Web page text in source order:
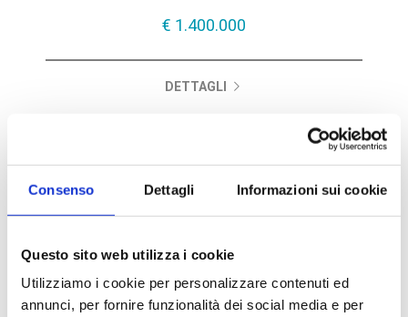
Consenso Dettagli Informazioni sui cookie
Questo sito web utilizza i cookie
Utilizziamo i cookie per personalizzare contenuti ed
annunci, per fornire funzionalità dei social media e per
€ 1.400.000
DETTAGLI